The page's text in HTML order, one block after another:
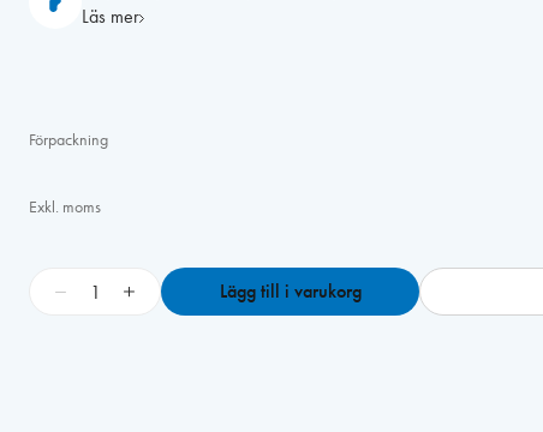
Läs mer
Förpackning
Exkl. moms
+ Lägg till i varukorg